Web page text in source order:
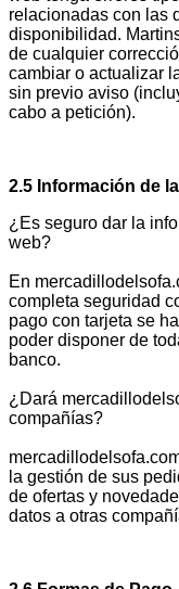
relacionadas con las
disponibilidad.
de cualquier
cambiar o actualizar
sin previo aviso
cabo a petición).
2.5 Información de
¿Es seguro dar la
web?
En
completa seguridad
pago con tarjeta se
poder disponer de
banco.
¿Dará
compañías?
la gestión de sus
de ofertas y
datos a otras